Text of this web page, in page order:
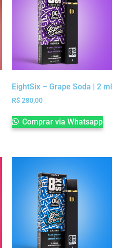
EightSix – Grape Soda | 2 ml
R$280,00
Comprar via Whatsapp